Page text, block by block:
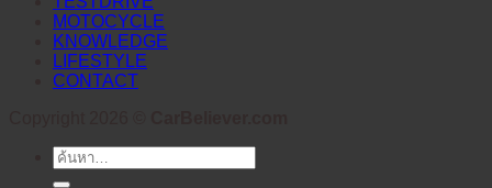
MOTOCYCLE
KNOWLEDGE
LIFESTYLE
CONTACT
ค้นหา: